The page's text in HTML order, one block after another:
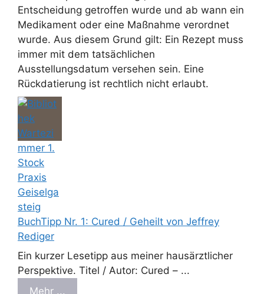
Entscheidung getroffen wurde und ab wann ein
Medikament oder eine Maßnahme verordnet
wurde. Aus diesem Grund gilt: Ein Rezept muss
immer mit dem tatsächlichen
Ausstellungsdatum versehen sein. Eine
Rückdatierung ist rechtlich nicht erlaubt.
BuchTipp Nr. 1: Cured / Geheilt von Jeffrey
Rediger
Ein kurzer Lesetipp aus meiner hausärztlicher
Perspektive. Titel / Autor: Cured – ...
Mehr ...